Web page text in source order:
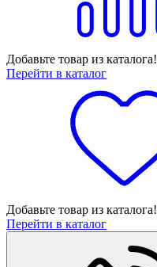
Добавьте товар из каталога!
Перейти в каталог
Добавьте товар из каталога!
Перейти в каталог